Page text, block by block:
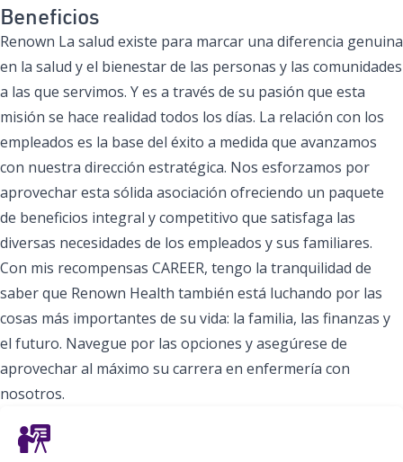
Beneficios
Renown La salud existe para marcar una diferencia genuina
en la salud y el bienestar de las personas y las comunidades
a las que servimos. Y es a través de su pasión que esta
misión se hace realidad todos los días. La relación con los
empleados es la base del éxito a medida que avanzamos
con nuestra dirección estratégica. Nos esforzamos por
aprovechar esta sólida asociación ofreciendo un paquete
de beneficios integral y competitivo que satisfaga las
diversas necesidades de los empleados y sus familiares.
Con mis recompensas CAREER, tengo la tranquilidad de
saber que Renown Health también está luchando por las
cosas más importantes de su vida: la familia, las finanzas y
el futuro. Navegue por las opciones y asegúrese de
aprovechar al máximo su carrera en enfermería con
nosotros.